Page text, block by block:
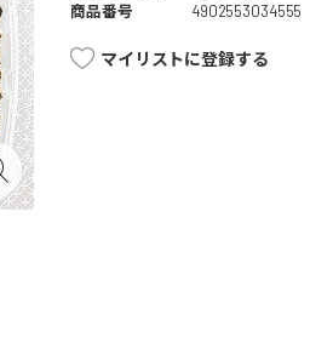
商品番号
4902553034555
マイリストに登録する